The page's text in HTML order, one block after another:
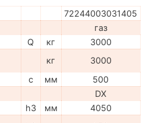
72244003031405
газ
Q кг
3000
кг
3000
c мм
500
DX
h3 мм
4050